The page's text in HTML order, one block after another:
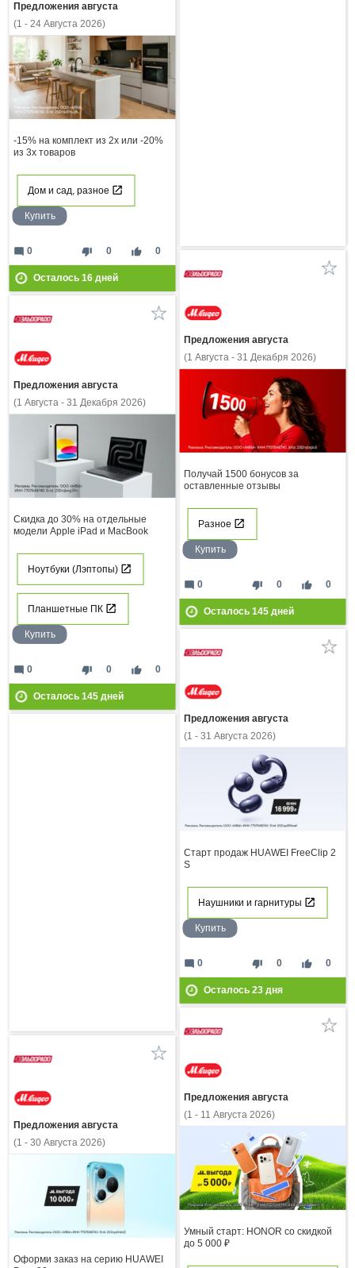
Предложения августа
(1 - 24 Августа 2026)
-15% на комплект из 2х или -20%
из 3х товаров
Дом и сад, разное
Купить
thumb_down 0 thumb_up 0
mode_comment 0
Осталось 16дней
Предложения августа
(1 Августа - 31 Декабря 2026)
Получай 1500 бонусов за
оставленные отзывы
Разное
Купить
thumb_down 0 thumb_up 0
mode_comment 0
Осталось 145дней
Предложения августа
(1 Августа - 31 Декабря 2026)
Скидка до 30% на отдельные
модели Apple iPad и MacBook
Ноутбуки (Лэптопы)
Планшетные ПК
Купить
thumb_down 0 thumb_up 0
mode_comment 0
Осталось 145дней
Предложения августа
(1 - 31 Августа 2026)
Старт продаж HUAWEI FreeClip 2
S
Наушники и гарнитуры
Купить
thumb_down 0 thumb_up 0
mode_comment 0
Осталось 23дня
Предложения августа
(1 - 11 Августа 2026)
Умный старт: HONOR со скидкой
до 5 000 ₽
Предложения августа
(1 - 30 Августа 2026)
Оформи заказ на серию HUAWEI